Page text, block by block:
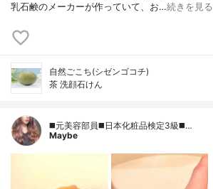
乳石鹸のメーカーが作っていて、お…続きを見る
自然ごこち(シゼンゴコチ)
茶 洗顔石けん
◼️元美容部員◼️日本化粧品検定3級◼️…
Maybe